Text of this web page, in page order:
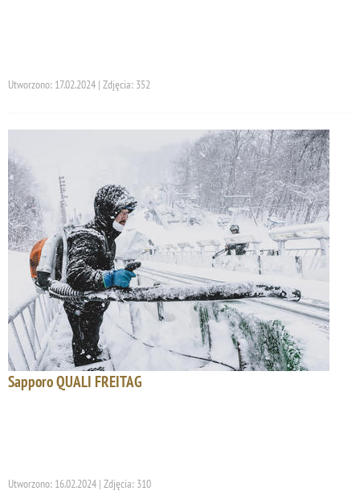
Utworzono: 17.02.2024 | Zdjęcia: 352
Sapporo QUALI FREITAG
Utworzono: 16.02.2024 | Zdjęcia: 310